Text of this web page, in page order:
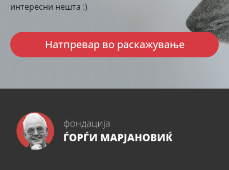
интересни нешта :)
Натпревар во раскажување